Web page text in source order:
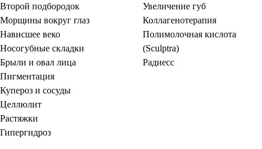
Второй подбородок
Морщины вокруг глаз
Нависшее веко
Носогубные складки
Брыли и овал лица
Пигментация
Купероз и сосуды
Целлюлит
Растяжки
Гипергидроз
Увеличение губ
Коллагенотерапия
Полимолочная кислота
(Sculptra)
Радиесс